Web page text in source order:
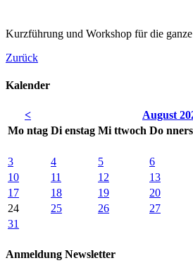
Kurzführung und Workshop für die
Zurück
Kalender
< August
Mo ntag Dienstag Mittwoch Do
3
4 5 6
10
11 12 13
17
18 19 20
24
25 26 27
31
Anmeldung Newsletter